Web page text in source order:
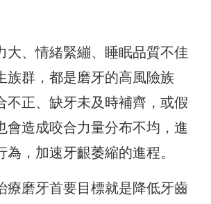
大、情緒緊繃、睡眠品質不佳
族群， 都是磨牙的高風險族
不正、缺牙未及時補齊， 或假
會造成咬合力量分布不均， 進
為，加速牙齦萎縮的進程。
療磨牙首要目標就是降低牙齒